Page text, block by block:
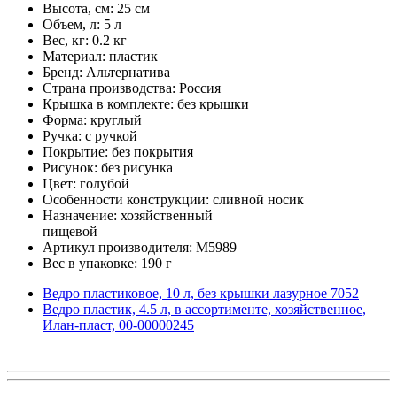
Высота, см: 25 см
Объем, л: 5 л
Вес, кг: 0.2 кг
Материал: пластик
Бренд: Альтернатива
Страна производства: Россия
Крышка в комплекте: без крышки
Форма: круглый
Ручка: с ручкой
Покрытие: без покрытия
Рисунок: без рисунка
Цвет: голубой
Особенности конструкции: сливной носик
Назначение: хозяйственный
пищевой
Артикул производителя: М5989
Вес в упаковке: 190 г
Ведро пластиковое, 10 л, без крышки лазурное 7052
Ведро пластик, 4.5 л, в ассортименте, хозяйственное,
Илан-пласт, 00-00000245